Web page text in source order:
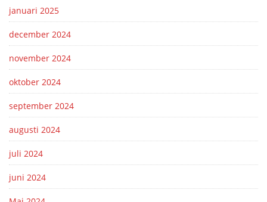
januari 2025
december 2024
november 2024
oktober 2024
september 2024
augusti 2024
juli 2024
juni 2024